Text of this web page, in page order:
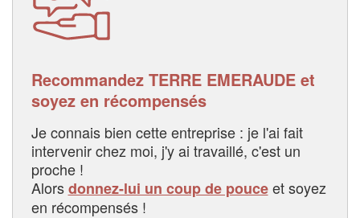
Recommandez TERRE EMERAUDE et
soyez en récompensés
Je connais bien cette entreprise : je l'ai fait
intervenir chez moi, j'y ai travaillé, c'est un
proche !
Alorsdonnez-lui un coup de pouceet soyez
en récompensés !